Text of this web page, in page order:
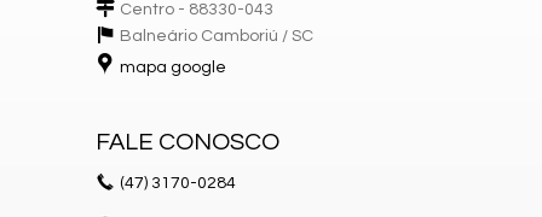
Centro - 88330-043
Balneário Camboriú / SC
mapa google
FALE CONOSCO
(47) 3170-0284